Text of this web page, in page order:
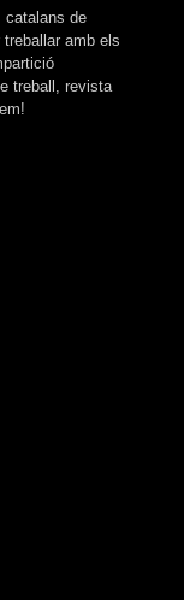
catalans de
amb els
treball, revista